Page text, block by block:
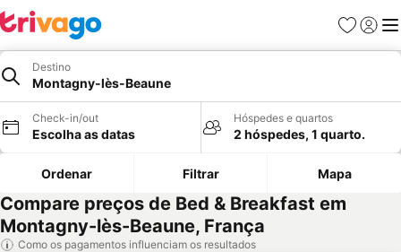
Favoritos
Iniciar
Destino
Montagny-lès-Beaune
Check-in/out
Escolha as datas
Hóspedes e quartos
2 hóspedes, 1 quarto.
Ordenar Filtrar Mapa
Compare preços de Bed & Breakfast em
Montagny-lès-Beaune, França
Como os pagamentos influenciam os resultados